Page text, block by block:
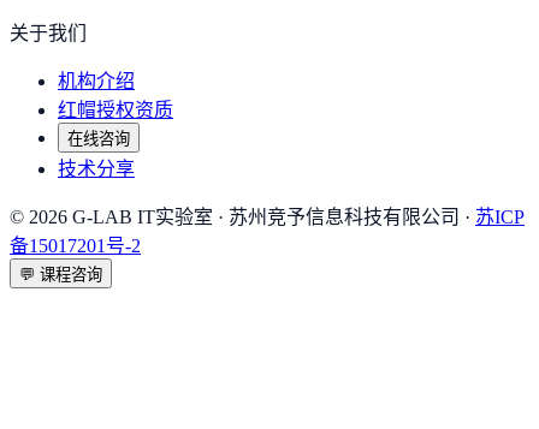
关于我们
机构介绍
红帽授权资质
在线咨询
技术分享
© 2026 G-LAB IT实验室 · 苏州竞予信息科技有限公司 · 苏ICP
备15017201号-2
💬 课程咨询